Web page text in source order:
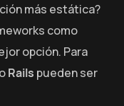
más estática?
como
opción. Para
oRails pueden ser